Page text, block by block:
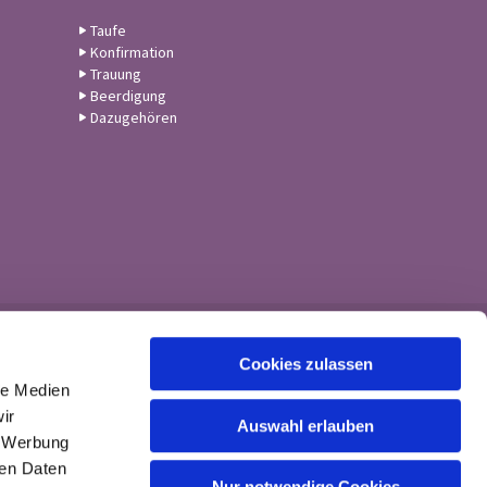
Medien
Daten
Cookies zulassen
Auswahl erlauben
Taufe
Konfirmation
Trauung
Beerdigung
Dazugehören